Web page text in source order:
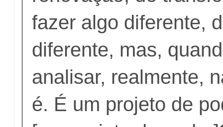
fazer algo diferente,
diferente, mas,
analisar, realmente,
é. É um projeto de